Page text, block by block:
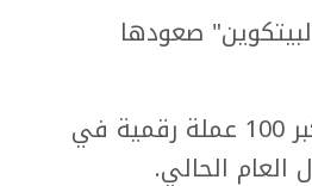
صعودها
كما ارتفعت أسعار أكبر 100 عملة رقمية في